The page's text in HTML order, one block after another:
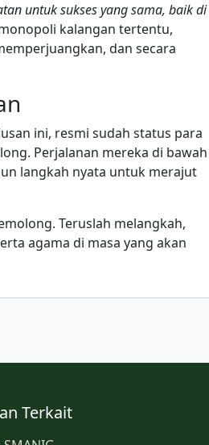
untuk sukses yang sama, baik di
kalangan tertentu,
dan secara
ini, resmi sudah status para
Perjalanan mereka di bawah
langkah nyata untuk merajut
Teruslah melangkah,
agama di masa yang akan
Terkait